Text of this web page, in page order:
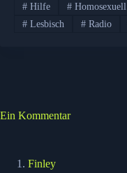
#Hilfe #Homosexuell
#Lesbisch #Radio
Ein Kommentar
Finley